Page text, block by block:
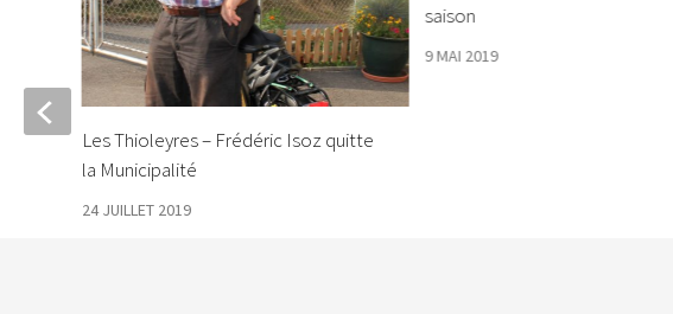
saison
9 MAI 2019
Les Thioleyres – Frédéric Isoz quitte
la Municipalité
24 JUILLET 2019